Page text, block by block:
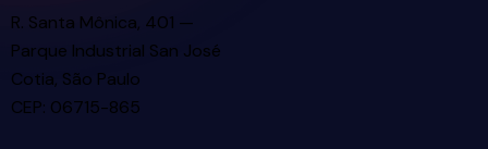
R. Santa Mônica, 401 —
Parque Industrial San José
Cotia, São Paulo
CEP: 06715-865